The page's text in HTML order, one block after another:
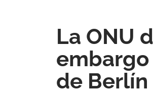
La ONU
de Berlín